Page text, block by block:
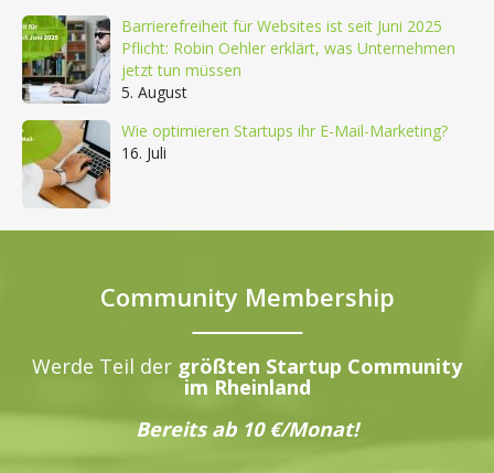
Barrierefreiheit für Websites ist seit Juni 2025
Pflicht: Robin Oehler erklärt, was Unternehmen
jetzt tun müssen
5. August
Wie optimieren Startups ihr E-Mail-Marketing?
16. Juli
Community Membership
Werde Teil der größten Startup Community
im Rheinland
Bereits ab 10 €/Monat!